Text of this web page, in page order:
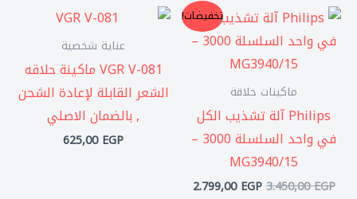
تخفيضات!
ماكينات حلاقة
Philips آلة تشذيب الكل
في واحد السلسلة 3000 –
MG3940/15
3.450,00EGP
السعر
الأصلي
هو:
3.450,00 EGP.
2.799,00EGP
السعر
الحالي
هو: عناية شخصية
VGR V-081 ماكينة حلاقه
الشعر القابلة لإعادة الشحن
, بالضمان الاصلي
625,00EGP